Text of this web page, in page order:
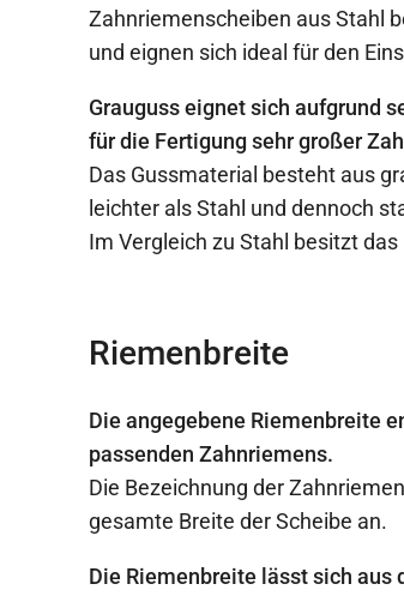
Zahnriemenscheiben aus Stahl
und eignen sich ideal für den
Grauguss eignet sich aufgrund
für die Fertigung sehr großer
Das Gussmaterial besteht aus
leichter als Stahl und dennoch
Im Vergleich zu Stahl besitzt
Riemenbreite
Die angegebene Riemenbreite
passenden Zahnriemens.
Die Bezeichnung der
gesamte Breite der Scheibe an.
Die Riemenbreite lässt sich aus